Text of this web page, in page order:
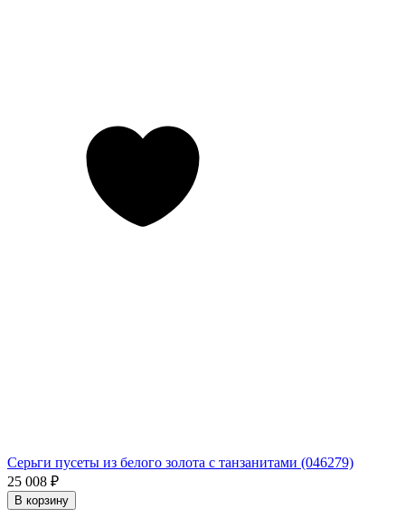
Серьги пусеты из белого золота с танзанитами (046279)
25 008 ₽
В корзину